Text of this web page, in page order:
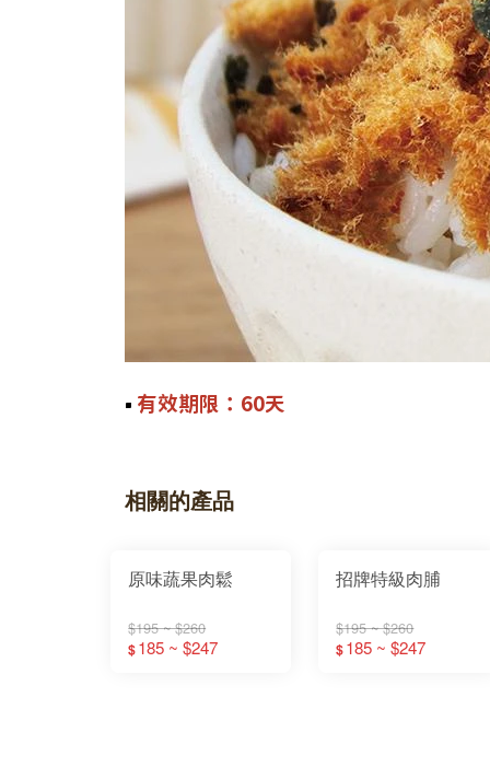
￭ 有效期限：60天
相關的產品
原味蔬果肉鬆
$195 ~ $260
$185 ~ $247
招牌特級肉脯
$195 ~ $260
$185 ~ $247